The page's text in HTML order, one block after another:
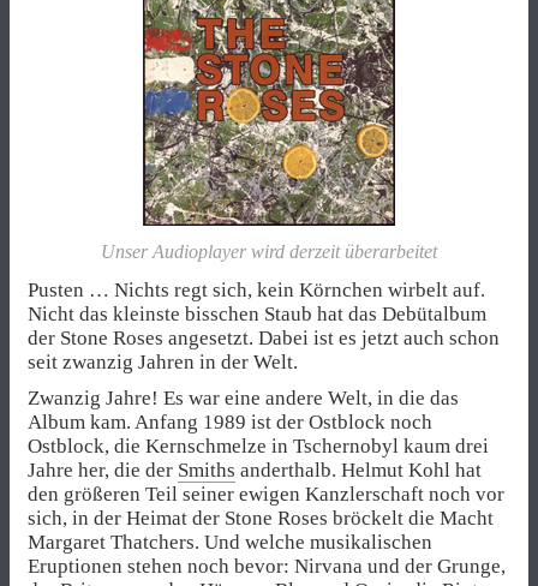
Unser Audioplayer wird derzeit überarbeitet
Pusten … Nichts regt sich, kein Körnchen wirbelt auf.
Nicht das kleinste bisschen Staub hat das Debütalbum
der Stone Roses angesetzt. Dabei ist es jetzt auch schon
seit zwanzig Jahren in der Welt.
Zwanzig Jahre! Es war eine andere Welt, in die das
Album kam. Anfang 1989 ist der Ostblock noch
Ostblock, die Kernschmelze in Tschernobyl kaum drei
Jahre her, die der Smiths anderthalb. Helmut Kohl hat
den größeren Teil seiner ewigen Kanzlerschaft noch vor
sich, in der Heimat der Stone Roses bröckelt die Macht
Margaret Thatchers. Und welche musikalischen
Eruptionen stehen noch bevor: Nirvana und der Grunge,